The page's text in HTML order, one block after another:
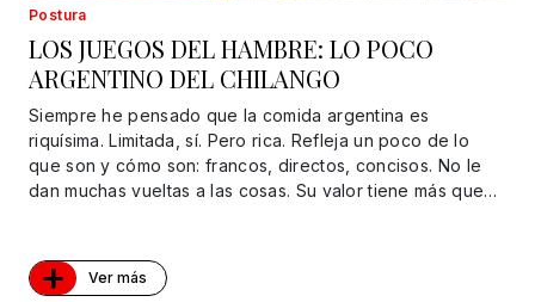
Postura
LOS JUEGOS DEL HAMBRE: LO POCO
ARGENTINO DEL CHILANGO
Siempre he pensado que la comida argentina es
riquísima. Limitada, sí. Pero rica. Refleja un poco de lo
que son y cómo son: francos, directos, concisos. No le
dan muchas vueltas a las cosas. Su valor tiene más que…
+ Ver más